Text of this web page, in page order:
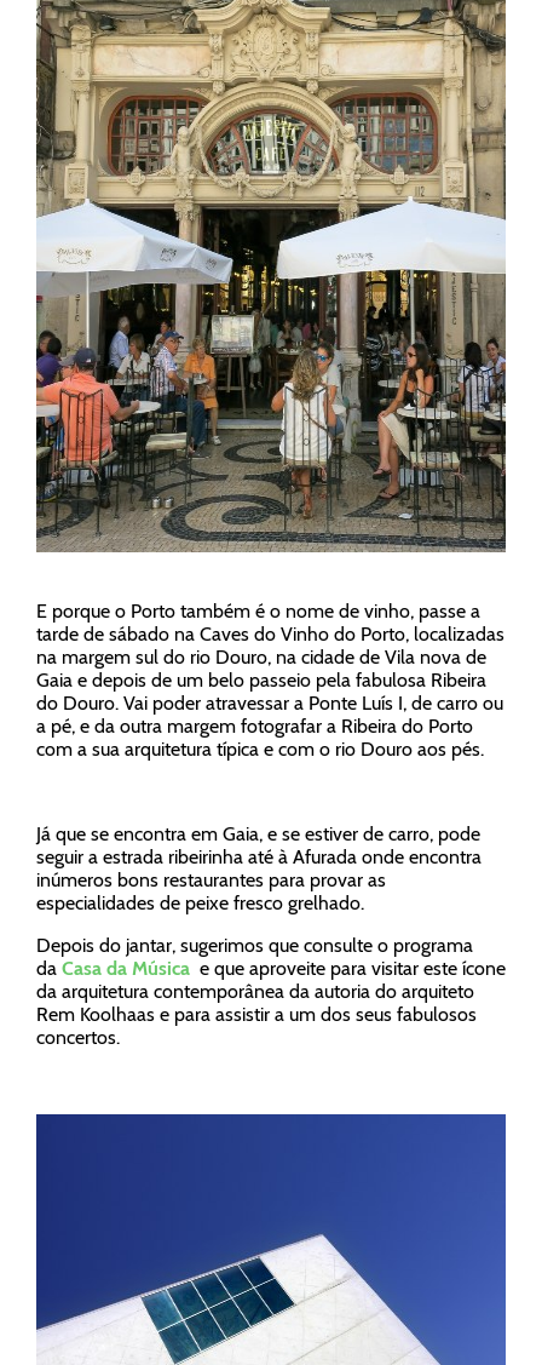
E porque o Porto também é o nome de vinho, passe a
tarde de sábado na Caves do Vinho do Porto, localizadas
na margem sul do rio Douro, na cidade de Vila nova de
Gaia e depois de um belo passeio pela fabulosa Ribeira
do Douro. Vai poder atravessar a Ponte Luís I, de carro ou
a pé, e da outra margem fotografar a Ribeira do Porto
com a sua arquitetura típica e com o rio Douro aos pés.
Já que se encontra em Gaia, e se estiver de carro, pode
seguir a estrada ribeirinha até à Afurada onde encontra
inúmeros bons restaurantes para provar as
especialidades de peixe fresco grelhado.
Depois do jantar, sugerimos que consulte o programa
da Casa da Música e que aproveite para visitar este ícone
da arquitetura contemporânea da autoria do arquiteto
Rem Koolhaas e para assistir a um dos seus fabulosos
concertos.